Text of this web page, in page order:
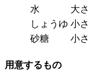
水
大
しょうゆ 小
砂糖
小
用意するもの